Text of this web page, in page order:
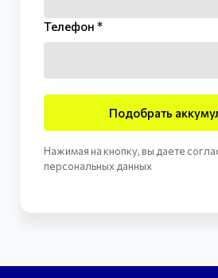
Телефон *
Подобрать
Нажимая на кнопку, вы даете
персональных данных